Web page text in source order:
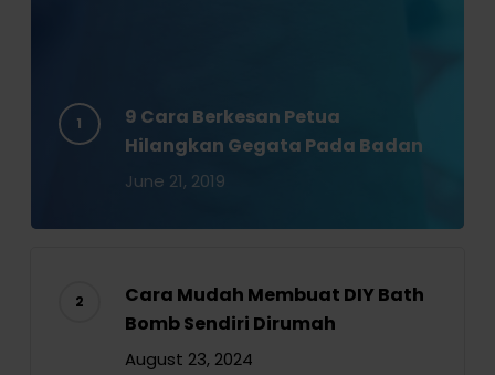
9 Cara Berkesan Petua
Hilangkan Gegata Pada Badan
June 21, 2019
Cara Mudah Membuat DIY Bath
Bomb Sendiri Dirumah
August 23, 2024